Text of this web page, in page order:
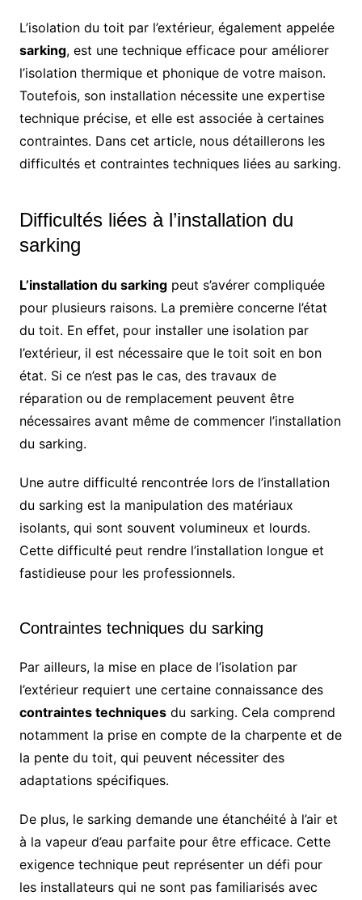
L’isolation du toit par l’extérieur, également appelée
sarking, est une technique efficace pour améliorer
l’isolation thermique et phonique de votre maison.
Toutefois, son installation nécessite une expertise
technique précise, et elle est associée à certaines
contraintes. Dans cet article, nous détaillerons les
difficultés et contraintes techniques liées au sarking.
Difficultés liées à l’installation du
sarking
L’installation du sarkingpeut s’avérer compliquée
pour plusieurs raisons. La première concerne l’état
du toit. En effet, pour installer une isolation par
l’extérieur, il est nécessaire que le toit soit en bon
état. Si ce n’est pas le cas, des travaux de
réparation ou de remplacement peuvent être
nécessaires avant même de commencer l’installation
du sarking.
Une autre difficulté rencontrée lors de l’installation
du sarking est la manipulation des matériaux
isolants, qui sont souvent volumineux et lourds.
Cette difficulté peut rendre l’installation longue et
fastidieuse pour les professionnels.
Contraintes techniques du sarking
Par ailleurs, la mise en place de l’isolation par
l’extérieur requiert une certaine connaissance des
contraintes techniquesdu sarking. Cela comprend
notamment la prise en compte de la charpente et de
la pente du toit, qui peuvent nécessiter des
adaptations spécifiques.
De plus, le sarking demande une étanchéité à l’air et
à la vapeur d’eau parfaite pour être efficace. Cette
exigence technique peut représenter un défi pour
les installateurs qui ne sont pas familiarisés avec